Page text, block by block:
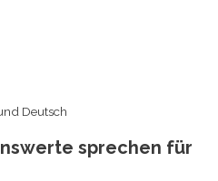
Deutsch
sprechen für